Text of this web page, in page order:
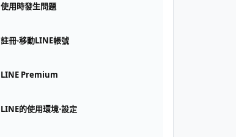
使用時發生問題
註冊⋅移動LINE帳號
LINE Premium
LINE的使用環境⋅設定